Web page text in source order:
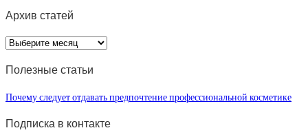
Архив статей
Архив
статей
Полезные статьи
Почему следует отдавать предпочтение профессиональной косметике
Подписка в контакте